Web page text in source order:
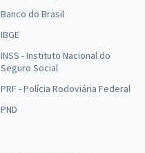
Banco do Brasil
IBGE
INSS - Instituto Nacional do
Seguro Social
PRF - Polícia Rodoviária Federal
PND